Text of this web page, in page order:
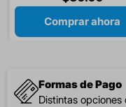
Comprar ahora
Formas de Pago
Distintas